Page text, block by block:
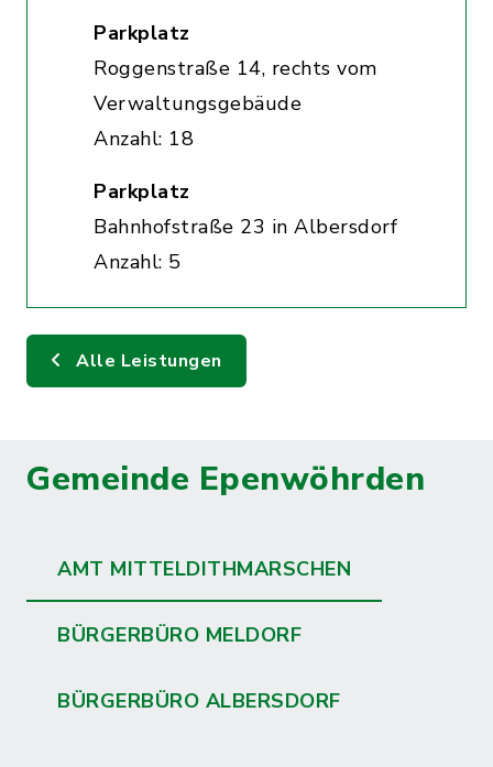
Parkplatz
Roggenstraße 14, rechts vom
Verwaltungsgebäude
Anzahl: 18
Parkplatz
Bahnhofstraße 23 in Albersdorf
Anzahl: 5
Alle Leistungen
Gemeinde Epenwöhrden
AMT MITTELDITHMARSCHEN
BÜRGERBÜRO MELDORF
BÜRGERBÜRO ALBERSDORF